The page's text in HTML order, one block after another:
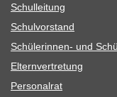
Schul­lei­tung
Schul­vor­stand
Schü­le­rin­nen- und
Eltern­ver­tre­tung
Per­so­nal­rat